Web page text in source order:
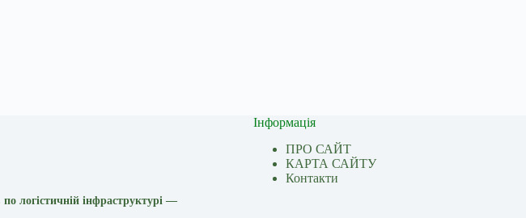
по логістичній інфраструктурі —
Інформація
ПРО САЙТ
КАРТА САЙТУ
Контакти